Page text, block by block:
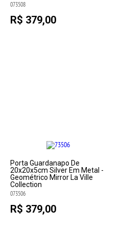
073508
R$ 379,00
Porta Guardanapo De
20x20x5cm Silver Em Metal -
Geométrico Mirror La Ville
Collection
073506
R$ 379,00